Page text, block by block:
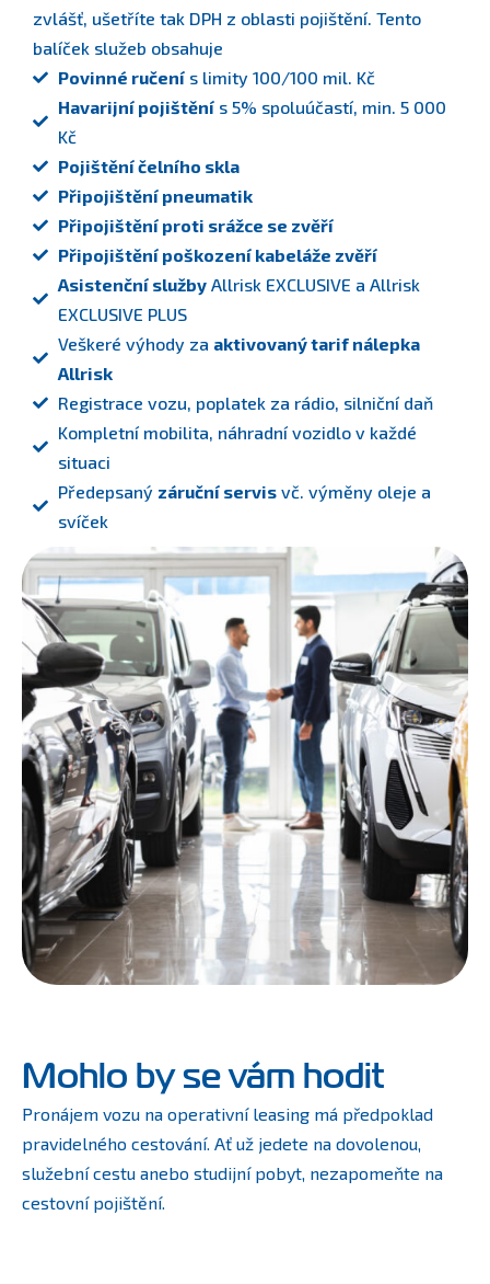
zvlášť, ušetříte tak DPH z oblasti pojištění. Tento
balíček služeb obsahuje
Povinné ručenís limity 100/100 mil. Kč
Havarijní pojištěnís 5% spoluúčastí, min. 5 000
Kč
Pojištění čelního skla
Připojištění pneumatik
Připojištění proti srážce se zvěří
Připojištění poškození kabeláže zvěří
Asistenční službyAllrisk EXCLUSIVE a Allrisk
EXCLUSIVE PLUS
Veškeré výhody za aktivovaný tarif nálepka
Allrisk
Registrace vozu, poplatek za rádio, silniční daň
Kompletní mobilita, náhradní vozidlo v každé
situaci
Předepsaný záruční servisvč. výměny oleje a
svíček
Mohlo by se vám hodit
Pronájem vozu na operativní leasing má předpoklad
pravidelného cestování. Ať už jedete na dovolenou,
služební cestu anebo studijní pobyt, nezapomeňte na
cestovní pojištění.